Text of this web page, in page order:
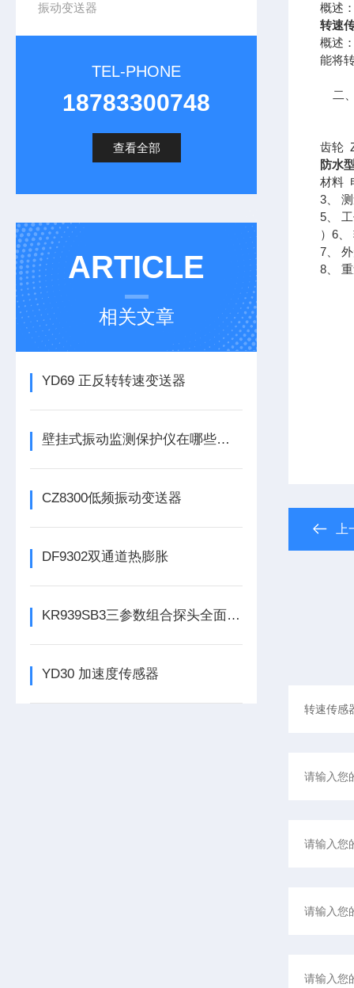
振动变送器
TEL-PHONE
18783300748
查看全部
ARTICLE
相关文章
YD69 正反转转速变送器
壁挂式振动监测保护仪在哪些领域有广泛应用？
CZ8300低频振动变送器
DF9302双通道热膨胀
KR939SB3三参数组合探头全面解析
YD30 加速度传感器
概述
转速
概述
能将
二、
齿轮
防水
材料
3、
5、
）6
7、
8、